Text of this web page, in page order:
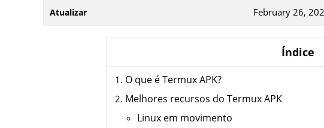
Atualizar February 26,
Índice
O que é Termux APK?
Melhores recursos do Termux APK
Linux em movimento